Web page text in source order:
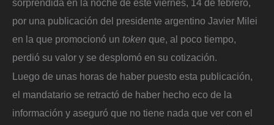
sorprendida en la noche de este viernes, 14 de febrero,
por una publicación del presidente argentino Javier Milei
en la que promocionó un token que, al poco tiempo,
perdió su valor y se desplomó en su cotización.
Luego de unas horas de haber puesto esta publicación,
el mandatario se retractó de haber hecho eco de la
información y aseguró que no tiene nada que ver con el